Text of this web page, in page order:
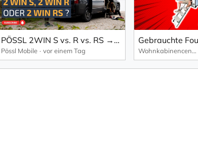
PÖSSL 2WIN S vs. R vs. RS → Welcher ist der Richtige für dich?
Pössl Mobile vor einem Tag Wohnkabinencenter